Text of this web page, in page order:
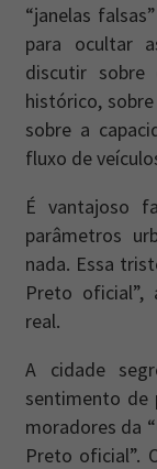
“janelas
para ocultar
discutir
histórico,
sobre a
fluxo de
É vantajoso
parâmetros
nada. Essa
Preto oficial”,
real.
A cidade
sentimento de
moradores da
Preto oficial”.